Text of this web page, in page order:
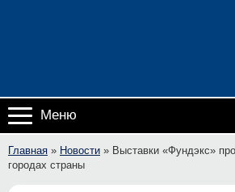
Меню
Главная » Новости » Выставки «Фундэкс»
городах страны